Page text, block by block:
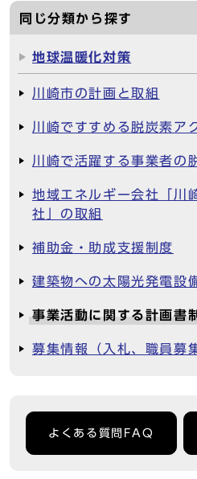
同じ分類から探す
地球温暖化対策
川崎市の計画と取組
川崎ですすめる脱炭素ア
川崎で活躍する事業者の
地域エネルギー会社「川
社」の取組
補助金・助成支援制度
建築物への太陽光発電設
事業活動に関する計画書
募集情報（入札、職員募
よくある質問FAQ